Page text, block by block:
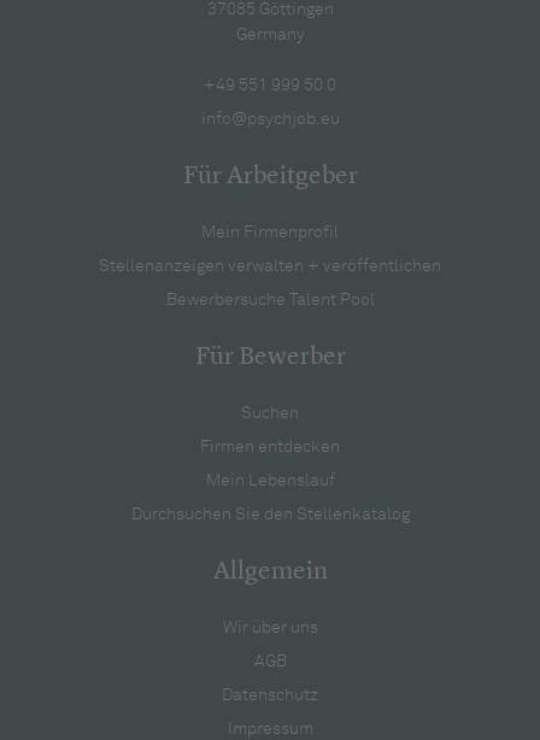
37085 Göttingen
Germany
+49 551 999 50 0
info@psychjob.eu
Für Arbeitgeber
Mein Firmenprofil
Stellenanzeigen verwalten + veröffentlichen
Bewerbersuche Talent Pool
Für Bewerber
Suchen
Firmen entdecken
Mein Lebenslauf
Durchsuchen Sie den Stellenkatalog
Allgemein
Wir über uns
AGB
Datenschutz
Impressum